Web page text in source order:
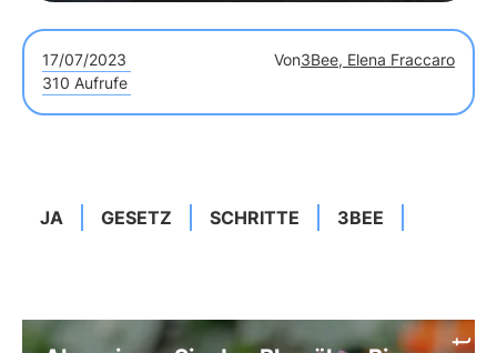
17/07/2023 Von3Bee, Elena Fraccaro
310 Aufrufe
JA GESETZ SCHRITTE 3BEE